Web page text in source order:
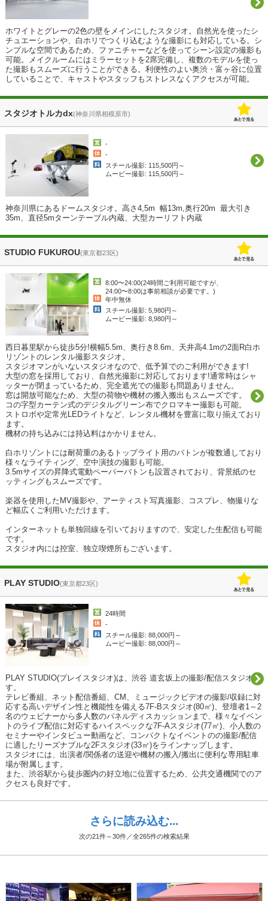
ホワイトとグレーの2色の壁をメインにしたスタジオ。自然光を使ったシ
チュエーションや、白ホリでつくり込むような撮影にも対応している。シ
ンプルな空間であるため、ファニチャーなどを使ってシーン設定の撮影も
可能。メイクルームにはミラーセットを2席完備し、複数のモデルを使っ
た撮影もスムーズに行うことができる。利便性のよい奥渋・富ヶ谷に位置
していることで、キャストやスタッフもストレスなくアクセスが可能。
スタジオトルカdx(神奈川県相模原市)
-
-
スチール撮影: 115,500円～
ムービー撮影: 115,500円～
神奈川県にあるドームスタジオ。高さ4,5m  幅13m,奥行20m  最大引き
STUDIO FUKUROU(東京都23区)
8:00〜24:00(24時間ご利用可能ですが、
24:00〜8:00は事前相談が必要です。)
年中無休
スチール撮影: 5,980円～
ムービー撮影: 8,980円～
西日暮里駅から徒歩5分!横幅5.5m、奥行き8.6m、天井高4.1mの2面R白ホ
リゾントのレンタル撮影スタジオ。
スタジオマンがいないスタジオなので、低予算でのご利用ができます!
大型の窓を採用しており、自然光撮影に対応しております!通常時はシャ
ッターが閉まっているため、完全遮光での撮影も問題ありません。
窓は開放可能なため、大型の荷物や機材の搬入搬出もスムーズです。
コの字型カーテン式のデジタルグリーン布でクロマキー撮影も可能。
ストロボや定常光LEDライトなど、レンタル機材を豊富に取り揃えており
ます。
機材の持ち込みには持込料はかかりません。
白ホリゾントには耐荷重のあるトップライト用のバトンが複数通しており
様々なライティング、空中演技の撮影も可能。
3.5mサイズの昇降式電動ペーパーバトンも設置されており、背景紙のセ
ッティングもスムーズです。
楽器を使用したMV撮影や、アーティスト写真撮影、コスプレ、物撮りな
ど幅広くご利用いただけます。
インターネットも単独回線を引いておりますので、安定した生配信も可能
です。
スタジオ内には控室、独立喫煙所もございます。
PLAY STUDIO(東京都23区)
24時間
-
スチール撮影: 88,000円～
ムービー撮影: 88,000円～
PLAY STUDIO(プレイスタジオ)は、渋谷 道玄坂上の撮影/配信スタジオで
す。
テレビ番組、ネット配信番組、CM、ミュージックビデオの撮影/収録に対
応する高いデザイン性と機能性を備える7F-Bスタジオ(80㎡)、登壇者1～2
名のウェビナーから多人数のパネルディスカッションまで、様々なイベン
トのライブ配信に対応するハイスペックな7F-Aスタジオ(77㎡)、小人数の
セミナーやインタビュー動画など、コンパクトなイベントのの撮影/配信
に適したリーズナブルな2Fスタジオ(33㎡)をラインナップします。
スタジオには、出演者/関係者の送迎や機材の搬入/搬出に便利な専用駐車
場が附属します。
また、渋谷駅から徒歩圏内の好立地に位置するため、公共交通機関でのア
クセスも良好です。
さらに読み込む...
次の21件～30件／全265件の検索結果